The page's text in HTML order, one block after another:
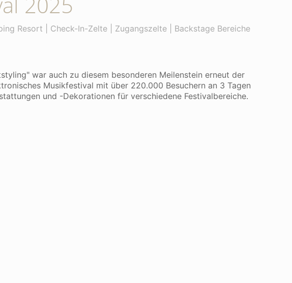
Resort | Check-In-Zelte | Zugangszelte | Backstage Bereiche
war auch zu diesem besonderen Meilenstein erneut der
Musikfestival mit über 220.000 Besuchern an 3 Tagen
und -Dekorationen für verschiedene Festivalbereiche.